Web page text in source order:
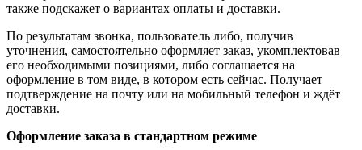
также подскажет о вариантах оплаты и доставки.
По результатам звонка, пользователь либо, получив
уточнения, самостоятельно оформляет заказ, укомплектовав
его необходимыми позициями, либо соглашается на
оформление в том виде, в котором есть сейчас. Получает
подтверждение на почту или на мобильный телефон и ждёт
доставки.
Оформление заказа в стандартном режиме